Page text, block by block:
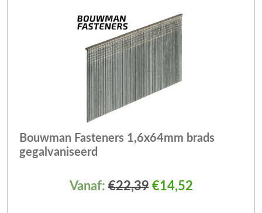
Bouwman Fasteners 1,6x64mm brads
gegalvaniseerd
Vanaf:€22,39 €14,52